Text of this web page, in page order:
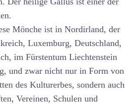
Mönche ist in Nordirland, der
Luxemburg, Deutschland,
im Fürstentum Liechtenstein
und zwar nicht nur in Form von
des Kulturerbes, sondern auch
Vereinen, Schulen und